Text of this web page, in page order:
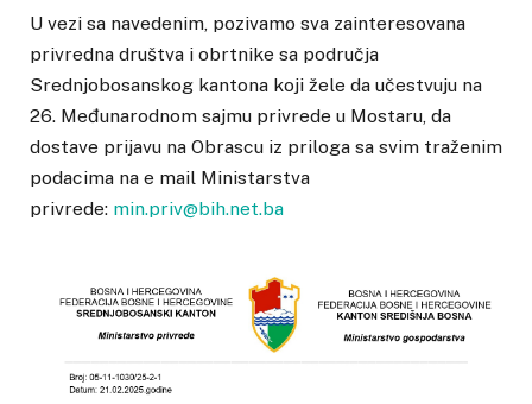
U vezi sa navedenim, pozivamo sva zainteresovana
privredna društva i obrtnike sa područja
Srednjobosanskog kantona koji žele da učestvuju na
26. Međunarodnom sajmu privrede u Mostaru, da
dostave prijavu na Obrascu iz priloga sa svim traženim
podacima na e mail Ministarstva
privrede: min.priv@bih.net.ba